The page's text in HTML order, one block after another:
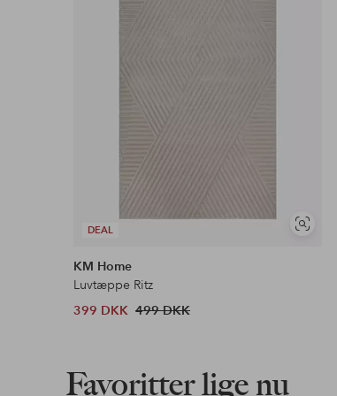
DEAL
Se
KM Home
Luvtæppe Ritz
399 DKK 499 DKK
Favoritter lige nu